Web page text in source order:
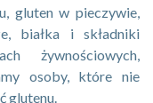
gluten w pieczywie,
białka i składniki
żywnościowych,
osoby, które nie
glutenu.